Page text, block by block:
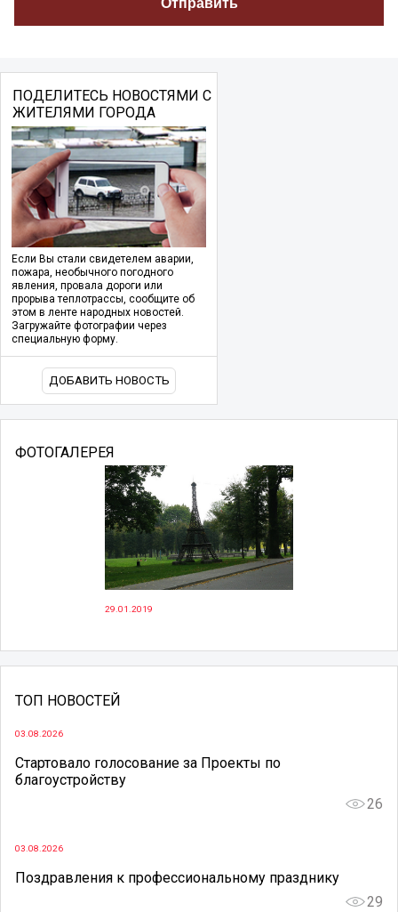
ПОДЕЛИТЕСЬ НОВОСТЯМИ С
ЖИТЕЛЯМИ ГОРОДА
Если Вы стали свидетелем аварии,
пожара, необычного погодного
явления, провала дороги или
прорыва теплотрассы, сообщите об
этом в ленте народных новостей.
Загружайте фотографии через
специальную форму.
ДОБАВИТЬ НОВОСТЬ
ФОТОГАЛЕРЕЯ
29.01.2019
ТОП НОВОСТЕЙ
03.08.2026
Стартовало голосование за Проекты по
благоустройству
26
03.08.2026
Поздравления к профессиональному празднику
29